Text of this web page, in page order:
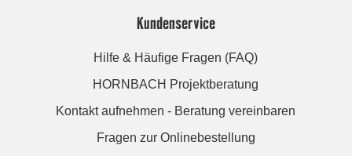
Kundenservice
Hilfe & Häufige Fragen (FAQ)
HORNBACH Projektberatung
Kontakt aufnehmen - Beratung vereinbaren
Fragen zur Onlinebestellung